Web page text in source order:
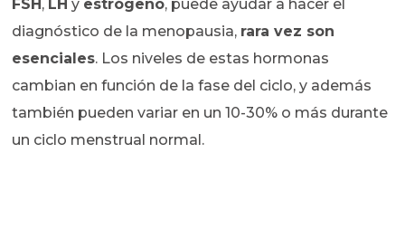
FSH , LH y estrógeno, puede ayudar a hacer el
diagnóstico de la menopausia, rara vez son
esenciales. Los niveles de estas hormonas
cambian en función de la fase del ciclo, y además
también pueden variar en un 10-30% o más durante
un ciclo menstrual normal.